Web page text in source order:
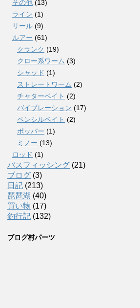
その他 (13)
ライン (1)
リール (9)
ルアー (61)
クランク (19)
クロー系ワーム (3)
シャッド (1)
ストレートワーム (2)
チャターベイト (2)
バイブレーション (17)
ペンシルベイト (2)
ポッパー (1)
ミノー (13)
ロッド (1)
バスフィッシング (21)
ブログ (3)
日記 (213)
琵琶湖 (40)
買い物 (17)
釣行記 (132)
ブログ村パーツ